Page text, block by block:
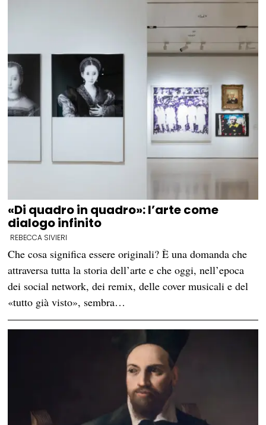
«Di quadro in quadro»: l’arte come
dialogo infinito
REBECCA SIVIERI
Che cosa significa essere originali? È una domanda che
attraversa tutta la storia dell’arte e che oggi, nell’epoca
dei social network, dei remix, delle cover musicali e del
«tutto già visto», sembra…